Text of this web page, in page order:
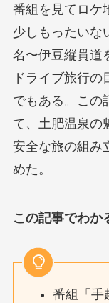
番組を見てロケ
少しもったいな
名〜伊豆縦貫道
ドライブ旅行
でもある。この
て、土肥温泉の
安全な旅の組み
めた。
この記事でわか
番組「手